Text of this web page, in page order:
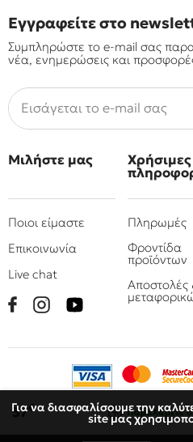
Για να διασφαλίσουμε την
site μας
37 € Παραλάβετε
Εγγραφείτε στο
Συμπληρώστε το e-mail σας
νέα, ενημερώσεις και
Μιλήστε μας
Ποιοι είμαστε
Επικοινωνία
Live chat
Χρήσιμες
Πληρωμές
Φροντίδα
προϊόντων
Αποστολές
© 2010 - 2026 Όμιλος